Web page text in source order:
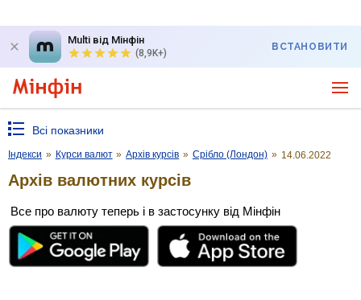
Multi від Мінфін
(8,9K+)
ВСТАНОВИТИ
Всі показники
Індекси » Курси валют » Архів курсів » Срібло (Лондон) » 14.06.2022
Архів валютних курсів
Все про валюту теперь і в застосунку від Мінфін